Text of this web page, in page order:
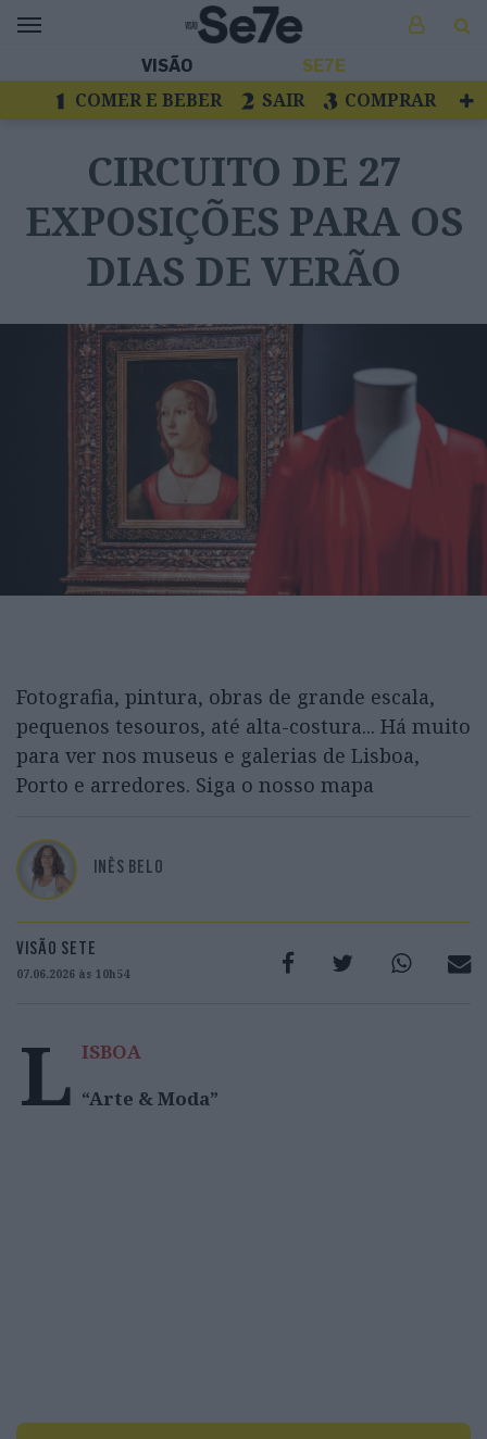
VISÃO SE7E
COMER E BEBER SAIR
COMPRAR
ESCAPAR
CIRCUITO DE 27
EXPOSIÇÕES PARA OS
DIAS DE VERÃO
Fotografia, pintura, obras de grande escala,
pequenos tesouros, até alta-costura... Há muito
para ver nos museus e galerias de Lisboa,
Porto e arredores. Siga o nosso mapa
INÊS BELO
VISÃO SETE
07.06.2026 às 10h54
L ISBOA
“Arte & Moda”